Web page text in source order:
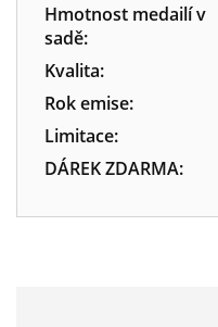
Hmotnost medailí v
sadě:
Kvalita:
Rok emise:
Limitace:
DÁREK ZDARMA: